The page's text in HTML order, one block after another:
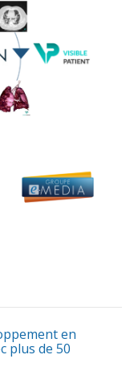
en
plus de 50